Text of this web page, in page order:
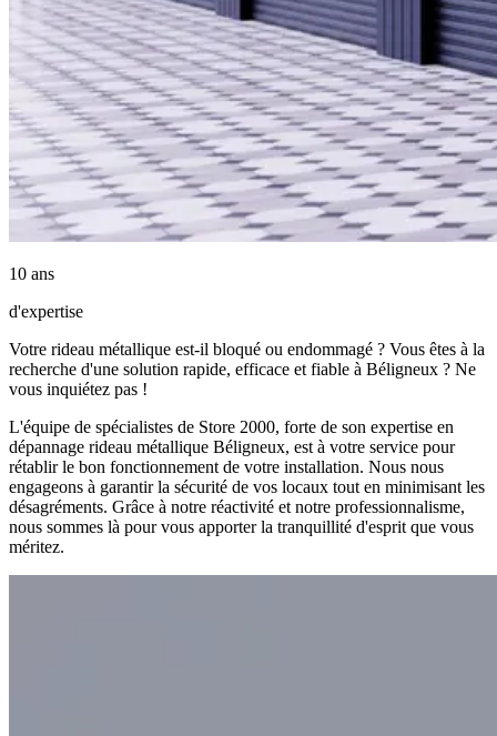
10 ans
d'expertise
Votre rideau métallique est-il bloqué ou endommagé ? Vous êtes à la
recherche d'une solution rapide, efficace et fiable à Béligneux ? Ne
vous inquiétez pas !
L'équipe de spécialistes de Store 2000, forte de son expertise en
dépannage rideau métallique Béligneux, est à votre service pour
rétablir le bon fonctionnement de votre installation. Nous nous
engageons à garantir la sécurité de vos locaux tout en minimisant les
désagréments. Grâce à notre réactivité et notre professionnalisme,
nous sommes là pour vous apporter la tranquillité d'esprit que vous
méritez.